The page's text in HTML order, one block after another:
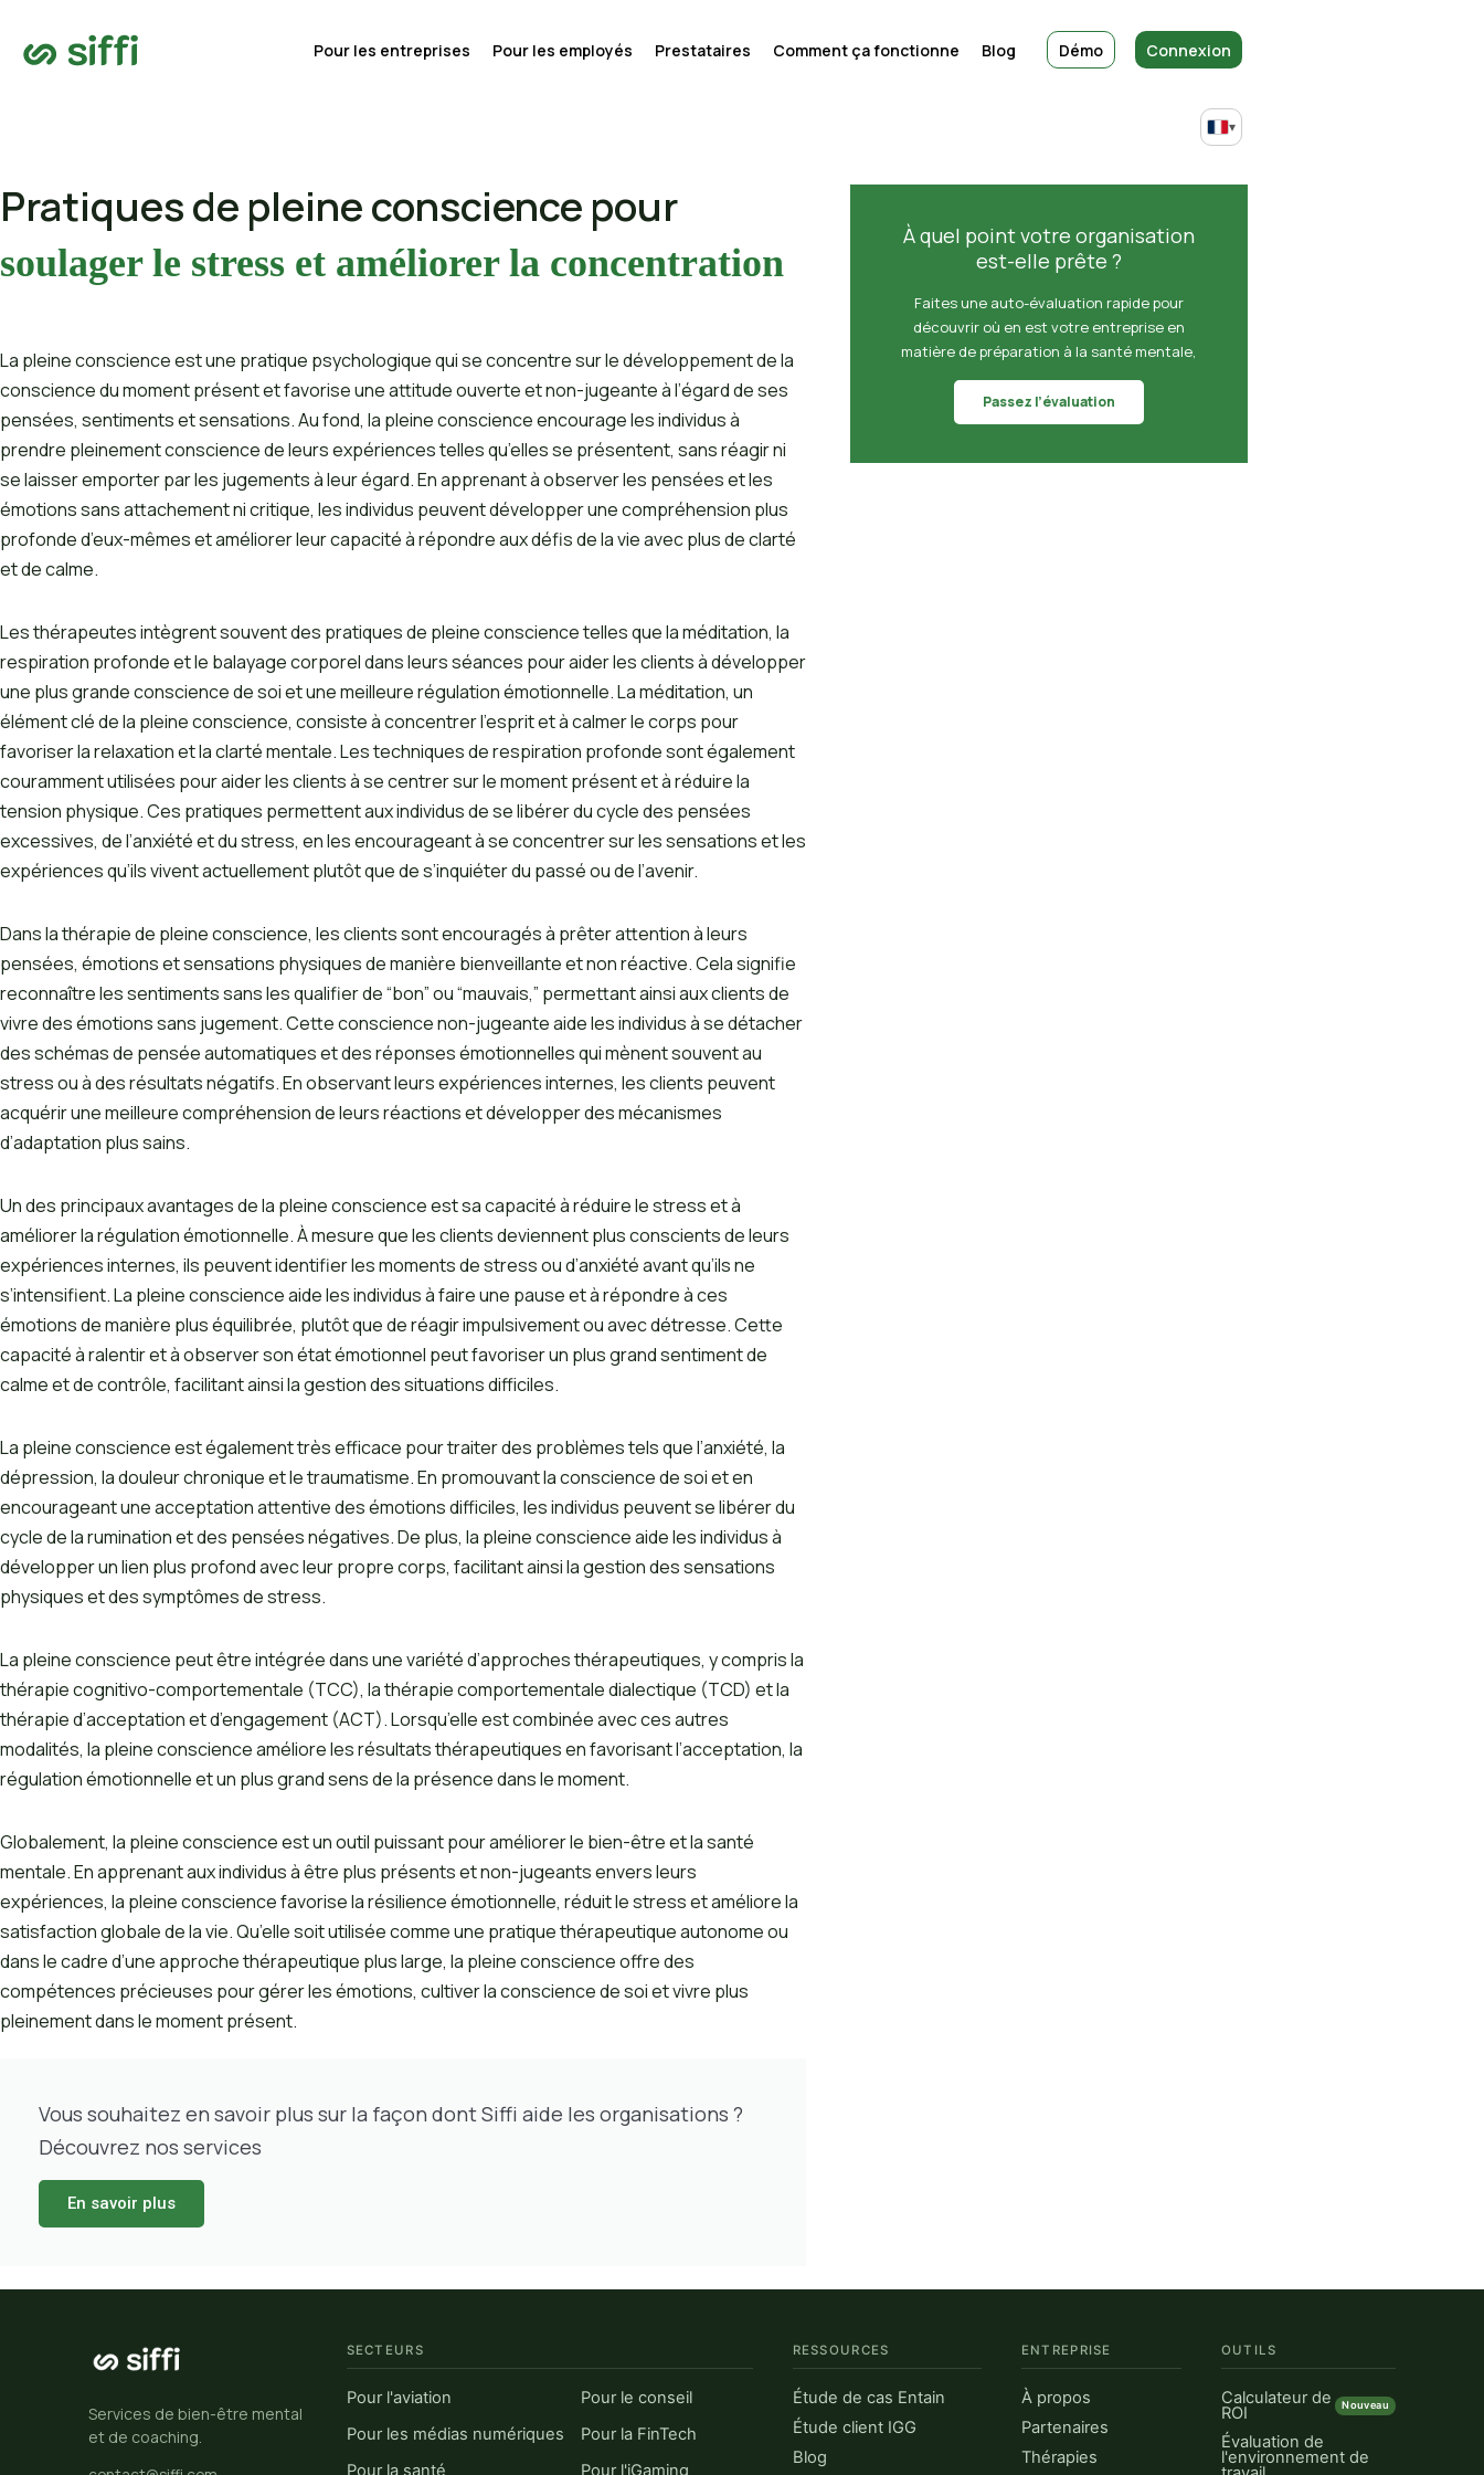
Pour les entreprises Pour les employés Prestataires Comment ça fonctionne Blog Démo Connexion
▾
Pratiques de pleine conscience pour
soulager le stress et améliorer la concentration
La pleine conscience est une pratique psychologique qui se concentre sur le développement de la
conscience du moment présent et favorise une attitude ouverte et non-jugeante à l’égard de ses
pensées, sentiments et sensations. Au fond, la pleine conscience encourage les individus à
prendre pleinement conscience de leurs expériences telles qu’elles se présentent, sans réagir ni
se laisser emporter par les jugements à leur égard. En apprenant à observer les pensées et les
émotions sans attachement ni critique, les individus peuvent développer une compréhension plus
profonde d’eux-mêmes et améliorer leur capacité à répondre aux défis de la vie avec plus de clarté
et de calme.
Les thérapeutes intègrent souvent des pratiques de pleine conscience telles que la méditation, la
respiration profonde et le balayage corporel dans leurs séances pour aider les clients à développer
une plus grande conscience de soi et une meilleure régulation émotionnelle. La méditation, un
élément clé de la pleine conscience, consiste à concentrer l’esprit et à calmer le corps pour
favoriser la relaxation et la clarté mentale. Les techniques de respiration profonde sont également
couramment utilisées pour aider les clients à se centrer sur le moment présent et à réduire la
tension physique. Ces pratiques permettent aux individus de se libérer du cycle des pensées
excessives, de l’anxiété et du stress, en les encourageant à se concentrer sur les sensations et les
expériences qu’ils vivent actuellement plutôt que de s’inquiéter du passé ou de l’avenir.
Dans la thérapie de pleine conscience, les clients sont encouragés à prêter attention à leurs
pensées, émotions et sensations physiques de manière bienveillante et non réactive. Cela signifie
reconnaître les sentiments sans les qualifier de “bon” ou “mauvais,” permettant ainsi aux clients de
vivre des émotions sans jugement. Cette conscience non-jugeante aide les individus à se détacher
des schémas de pensée automatiques et des réponses émotionnelles qui mènent souvent au
stress ou à des résultats négatifs. En observant leurs expériences internes, les clients peuvent
acquérir une meilleure compréhension de leurs réactions et développer des mécanismes
d’adaptation plus sains.
Un des principaux avantages de la pleine conscience est sa capacité à réduire le stress et à
améliorer la régulation émotionnelle. À mesure que les clients deviennent plus conscients de leurs
expériences internes, ils peuvent identifier les moments de stress ou d’anxiété avant qu’ils ne
s’intensifient. La pleine conscience aide les individus à faire une pause et à répondre à ces
émotions de manière plus équilibrée, plutôt que de réagir impulsivement ou avec détresse. Cette
capacité à ralentir et à observer son état émotionnel peut favoriser un plus grand sentiment de
calme et de contrôle, facilitant ainsi la gestion des situations difficiles.
La pleine conscience est également très efficace pour traiter des problèmes tels que l’anxiété, la
dépression, la douleur chronique et le traumatisme. En promouvant la conscience de soi et en
encourageant une acceptation attentive des émotions difficiles, les individus peuvent se libérer du
cycle de la rumination et des pensées négatives. De plus, la pleine conscience aide les individus à
développer un lien plus profond avec leur propre corps, facilitant ainsi la gestion des sensations
physiques et des symptômes de stress.
La pleine conscience peut être intégrée dans une variété d’approches thérapeutiques, y compris la
thérapie cognitivo-comportementale (TCC), la thérapie comportementale dialectique (TCD) et la
thérapie d’acceptation et d’engagement (ACT). Lorsqu’elle est combinée avec ces autres
modalités, la pleine conscience améliore les résultats thérapeutiques en favorisant l’acceptation, la
régulation émotionnelle et un plus grand sens de la présence dans le moment.
Globalement, la pleine conscience est un outil puissant pour améliorer le bien-être et la santé
mentale. En apprenant aux individus à être plus présents et non-jugeants envers leurs
expériences, la pleine conscience favorise la résilience émotionnelle, réduit le stress et améliore la
satisfaction globale de la vie. Qu’elle soit utilisée comme une pratique thérapeutique autonome ou
dans le cadre d’une approche thérapeutique plus large, la pleine conscience offre des
compétences précieuses pour gérer les émotions, cultiver la conscience de soi et vivre plus
pleinement dans le moment présent.
Vous souhaitez en savoir plus sur la façon dont Siffi aide les organisations ?
Découvrez nos services
En savoir plus
À quel point votre organisation
est-elle prête ?
Faites une auto-évaluation rapide pour
découvrir où en est votre entreprise en
matière de préparation à la santé mentale,
Passez l’évaluation
Services de bien-être mental
et de coaching.
SECTEURS
Pour l'aviation
Pour le conseil
Pour les médias numériques
Pour la FinTech
Pour la santé
Pour l'iGaming
RESSOURCES
Étude de cas Entain
Étude client IGG
Blog
ENTREPRISE
À propos
Partenaires
Thérapies
OUTILS
Calculateur de
ROI Nouveau
Évaluation de
l'environnement de